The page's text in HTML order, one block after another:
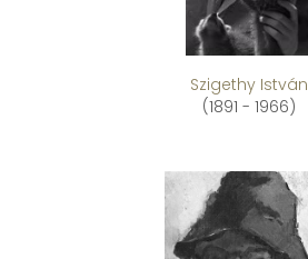
Szigethy István
(1891 - 1966)